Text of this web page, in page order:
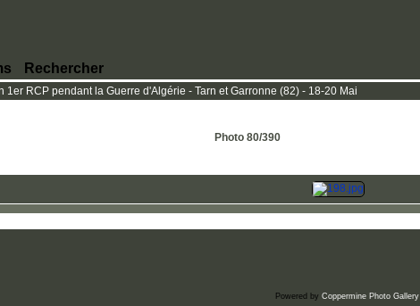
Rechercher
1er RCP pendant la Guerre d'Algérie - Tarn et Garronne (82) - 18-20 Mai
Photo 80/390
Powered by Coppermine Photo Gallery